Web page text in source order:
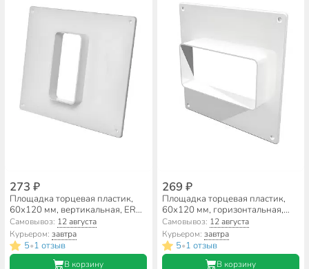
273 ₽
Площадка торцевая пластик,
60х120 мм, вертикальная, ERA,
612ПТВ
Самовывоз: 12 августа
Курьером:завтра
5•1 отзыв
В корзину
269 ₽
Площадка торцевая пластик,
60х120 мм, горизонтальная,
ERA, 612ПТГ
Самовывоз: 12 августа
Курьером: завтра
5•1 отзыв
В корзину